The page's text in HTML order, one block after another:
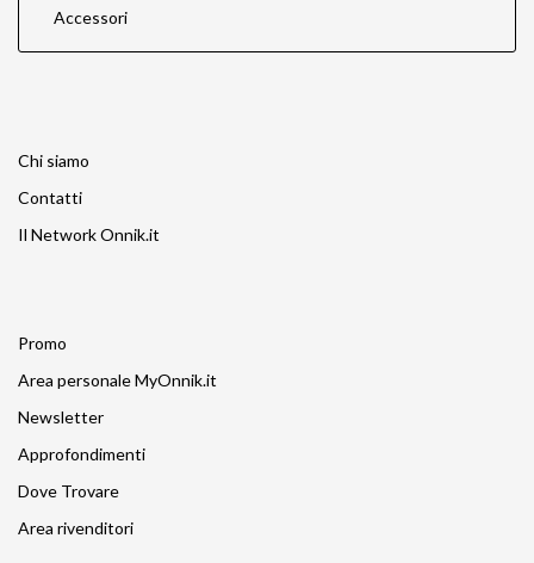
Accessori
Chi siamo
Contatti
Il Network Onnik.it
Promo
Area personale MyOnnik.it
Newsletter
Approfondimenti
Dove Trovare
Area rivenditori